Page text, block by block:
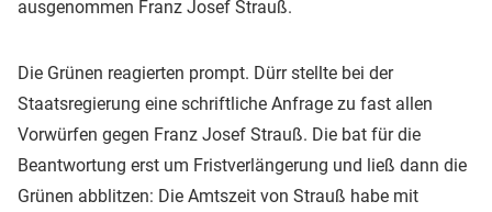
ausgenommen Franz Josef Strauß.
Die Grünen reagierten prompt. Dürr stellte bei der
Staatsregierung eine schriftliche Anfrage zu fast allen
Vorwürfen gegen Franz Josef Strauß. Die bat für die
Beantwortung erst um Fristverlängerung und ließ dann die
Grünen abblitzen: Die Amtszeit von Strauß habe mit